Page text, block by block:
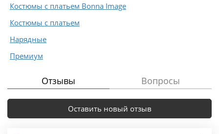
Костюмы с платьем Bonna Image
Костюмы с платьем
Нарядные
Премиум
Отзывы Вопросы
Оставить новый отзыв